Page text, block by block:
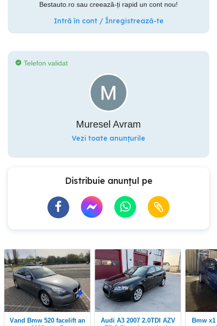
Bestauto.ro sau creează-ți rapid un cont nou!
Intră în cont / Înregistrează-te
Telefon validat
Muresel Avram
Vezi toate anunțurile
Distribuie anunțul pe
vand Bmw 520 facelift an
Audi A3 2007 2.0TDI AZV
Bmw x1 xdrive M pachet